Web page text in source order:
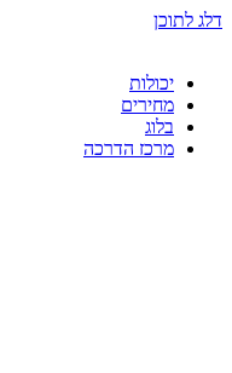
דלג לתוכן
יכולות
מחירים
בלוג
מרכז הדרכה